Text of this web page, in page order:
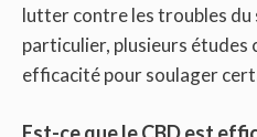
lutter contre les troubles du
particulier, plusieurs
efficacité pour soulager